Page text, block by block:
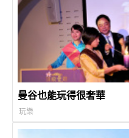
曼谷也能玩得很奢華
玩樂